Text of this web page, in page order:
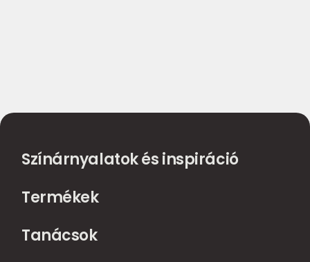
Színárnyalatok és inspiráció
Termékek
Tanácsok